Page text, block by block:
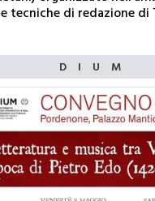
tecniche di redazione di